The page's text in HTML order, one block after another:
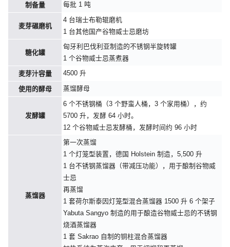
制备量 每批 1 吨
麦芽碾磨机
4 台瑞士布勒辊磨机
1 台其他国产谷物威士忌磨坊
糖化罐
匈牙利巴伐利亚制造的不锈钢半旋转罐
1 个谷物威士忌蒸煮器
麦芽汁容量
4500 升
使用的酵母 蒸馏酵母
发酵罐
6 个不锈钢桶（3 个野蛮人桶，3 个家用桶），约
5700 升，发酵 64 小时。
12 个谷物威士忌发酵桶，发酵时间约 96 小时
蒸馏器
第一次蒸馏
1 个灯笼型装置，德国 Holstein 制造，5,500 升
1 台不锈钢蒸馏器（带减压功能），用于酿制谷物威
士忌
再蒸馏
1 套荷尔斯泰因灯笼型混合蒸馏器 1500 升 6 个架子
Yabuta Sangyo 制造的用于酿造谷物威士忌的不锈钢
烧酒蒸馏器
1 套 Sakrao 自制的铜柱混合蒸馏器